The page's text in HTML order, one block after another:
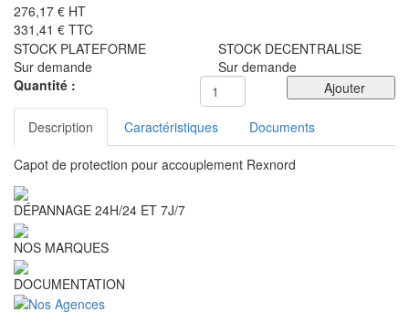
276,17 € HT
331,41 € TTC
STOCK PLATEFORME
Sur demande
STOCK DECENTRALISE
Sur demande
Quantité :
Ajouter
Description Caractéristiques Documents
Capot de protection pour accouplement Rexnord
DÉPANNAGE 24H/24 ET 7J/7
NOS MARQUES
DOCUMENTATION